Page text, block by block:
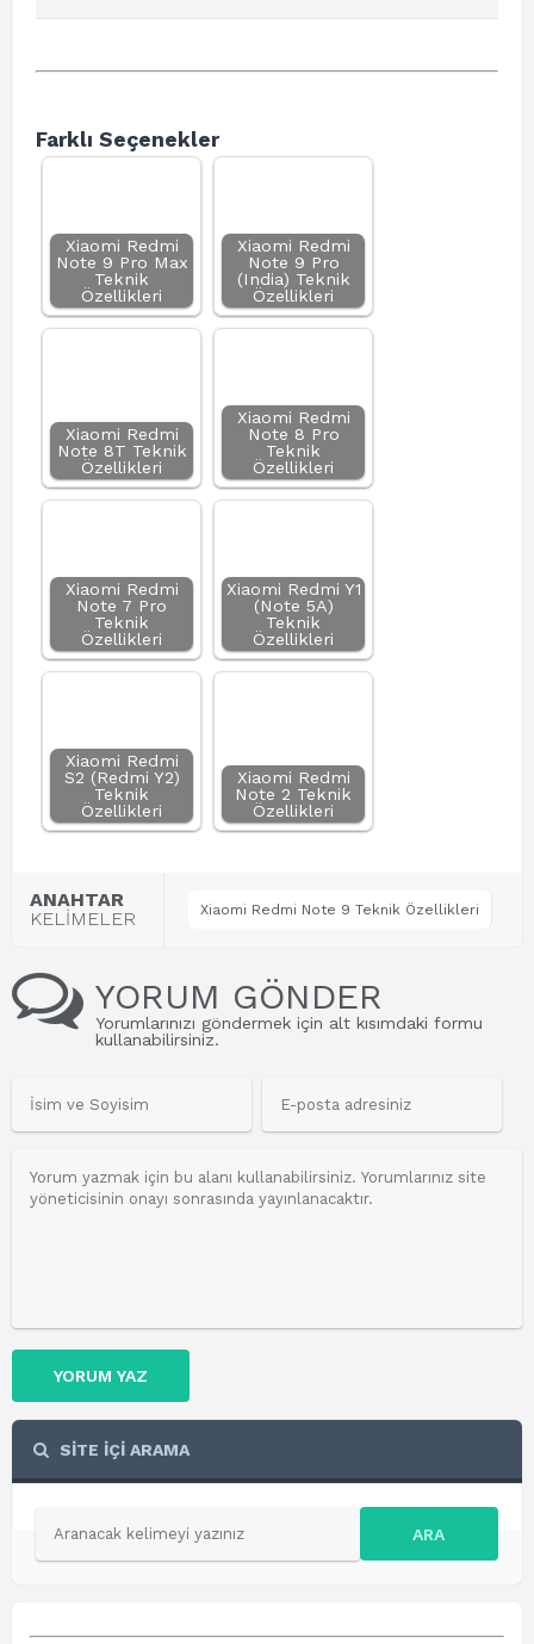
Farklı Seçenekler
Xiaomi Redmi
Note 9 Pro Max
Teknik
Özellikleri
Xiaomi Redmi
Note 9 Pro
(India) Teknik
Özellikleri
Xiaomi Redmi
Note 8T Teknik
Özellikleri
Xiaomi Redmi
Note 8 Pro
Teknik
Özellikleri
Xiaomi Redmi
Note 7 Pro
Teknik
Özellikleri
Xiaomi Redmi Y1
(Note 5A)
Teknik
Özellikleri
Xiaomi Redmi
S2 (Redmi Y2)
Teknik
Özellikleri
Xiaomi Redmi
Note 2 Teknik
Özellikleri
ANAHTAR
KELİMELER
Xiaomi Redmi Note 9 Teknik Özellikleri
YORUM GÖNDER
Yorumlarınızı göndermek için alt kısımdaki formu
kullanabilirsiniz.
YORUM YAZ
SİTE İÇİ ARAMA
ARA